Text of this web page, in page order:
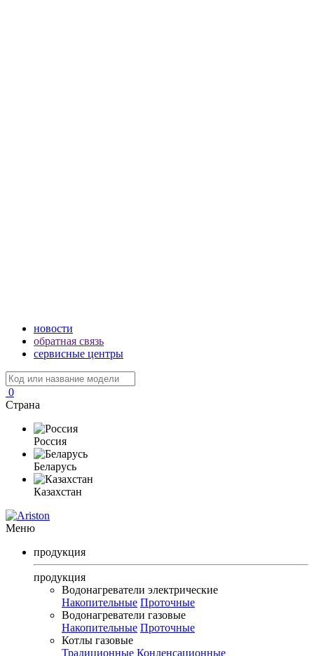
новости
обратная связь
сервисные центры
0
Страна
Россия
Беларусь
Казахстан
Меню
продукция
продукция
Водонагреватели электрические
Накопительные Проточные
Водонагреватели газовые
Накопительные Проточные
Котлы газовые
Традиционные Конденсационные